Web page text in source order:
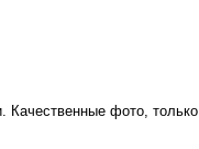
Качественные фото, только